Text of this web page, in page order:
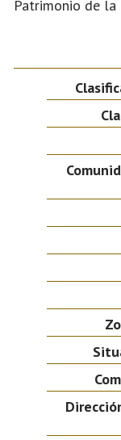
Patrimonio de la